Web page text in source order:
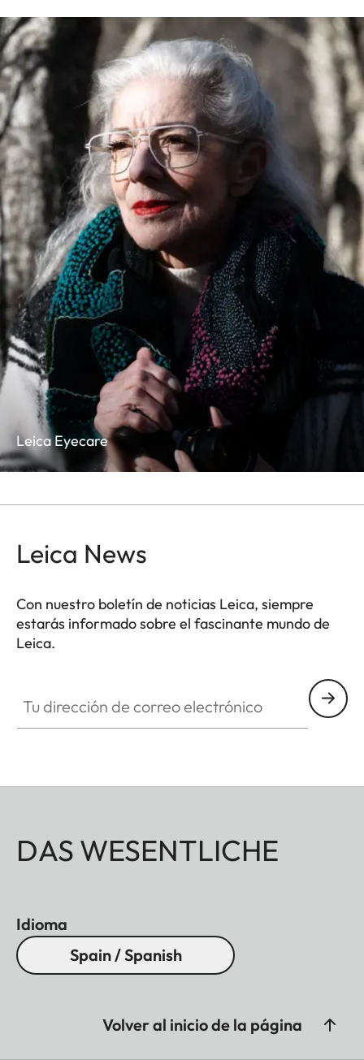
Leica Eyecare
Leica News
Con nuestro boletín de noticias Leica, siempre
estarás informado sobre el fascinante mundo de
Leica.
DAS WESENTLICHE
Idioma
Spain / Spanish
Volver al inicio de la página